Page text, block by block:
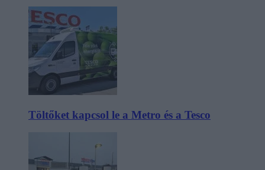
Töltőket kapcsol le a Metro és a Tesco